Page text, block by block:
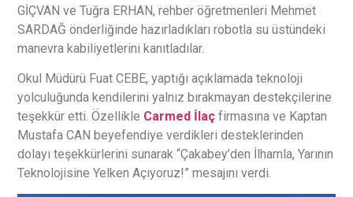
GİÇVAN ve Tuğra ERHAN, rehber öğretmenleri Mehmet
SARDAĞ önderliğinde hazırladıkları robotla su üstündeki
manevra kabiliyetlerini kanıtladılar.
Okul Müdürü Fuat CEBE, yaptığı açıklamada teknoloji
yolculuğunda kendilerini yalnız bırakmayan destekçilerine
teşekkür etti. Özellikle Carmed İlaç firmasına ve Kaptan
Mustafa CAN beyefendiye verdikleri desteklerinden
dolayı teşekkürlerini sunarak “Çakabey’den İlhamla, Yarının
Teknolojisine Yelken Açıyoruz!” mesajını verdi.